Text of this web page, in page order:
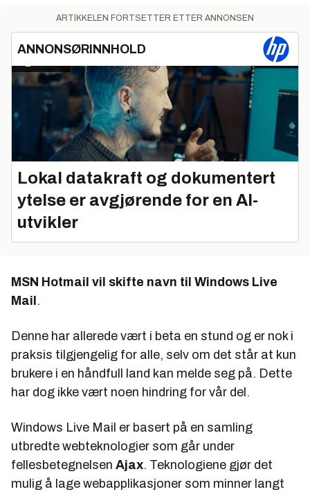
ARTIKKELEN FORTSETTER ETTER ANNONSEN
ANNONSØRINNHOLD
Lokal datakraft og dokumentert
ytelse er avgjørende for en AI-
utvikler
MSN Hotmail vil skifte navn til Windows Live
Mail.
Denne har allerede vært i beta en stund og er nok i
praksis tilgjengelig for alle, selv om det står at kun
brukere i en håndfull land kan melde seg på. Dette
har dog ikke vært noen hindring for vår del.
Windows Live Mail er basert på en samling
utbredte webteknologier som går under
fellesbetegnelsen Ajax. Teknologiene gjør det
mulig å lage webapplikasjoner som minner langt